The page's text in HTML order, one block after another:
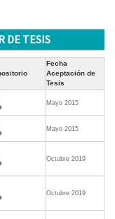
DE TESIS
Fecha
Aceptación de
Tesis
Mayo 2015
Mayo 2015
Octubre 2019
Octubre 2019